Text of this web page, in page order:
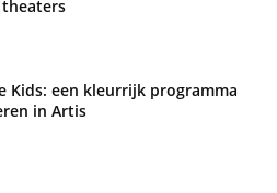
Kids: een kleurrijk programma
in Artis